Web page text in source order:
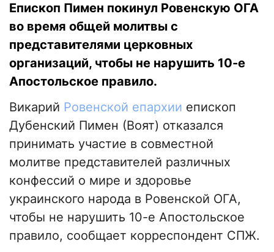
Епископ Пимен покинул Ровенскую ОГА
во время общей молитвы с
представителями церковных
организаций, чтобы не нарушить 10-е
Апостольское правило.
Викарий Ровенской епархии епископ
Дубенский Пимен (Воят) отказался
принимать участие в совместной
молитве представителей различных
конфессий о мире и здоровье
украинского народа в Ровенской ОГА,
чтобы не нарушить 10-е Апостольское
правило, сообщает корреспондент СПЖ.